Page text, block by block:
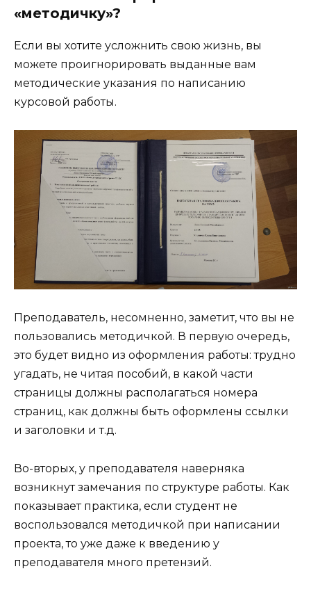
«методичку»?
Если вы хотите усложнить свою жизнь, вы
можете проигнорировать выданные вам
методические указания по написанию
курсовой работы.
Преподаватель, несомненно, заметит, что вы не
пользовались методичкой. В первую очередь,
это будет видно из оформления работы: трудно
угадать, не читая пособий, в какой части
страницы должны располагаться номера
страниц, как должны быть оформлены ссылки
и заголовки и т.д.
Во-вторых, у преподавателя наверняка
возникнут замечания по структуре работы. Как
показывает практика, если студент не
воспользовался методичкой при написании
проекта, то уже даже к введению у
преподавателя много претензий.